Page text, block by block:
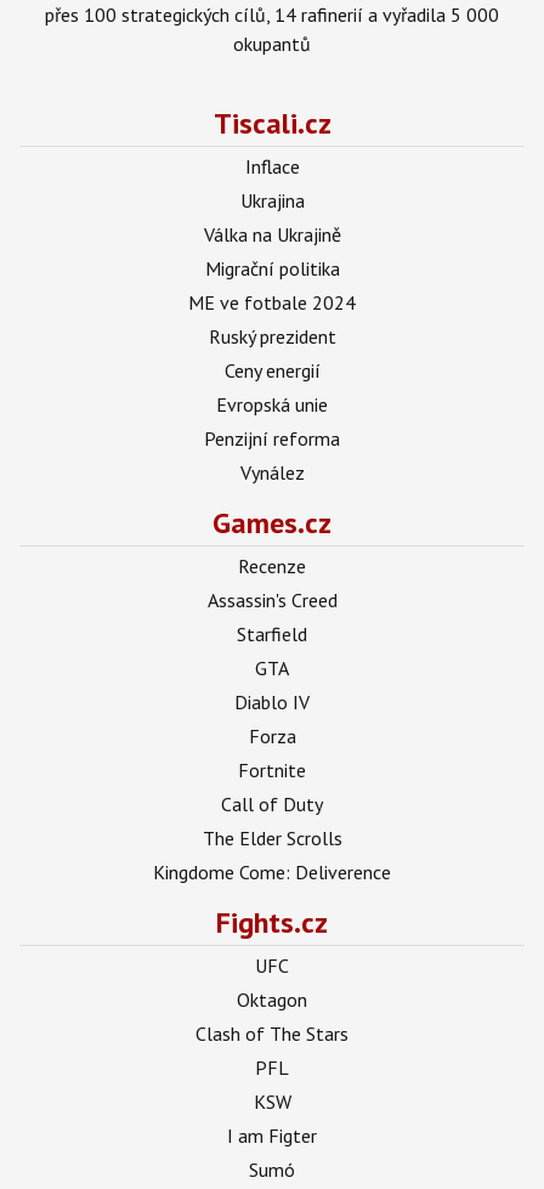
přes 100 strategických cílů, 14 rafinerií a vyřadila 5 000
okupantů
Tiscali.cz
Inflace
Ukrajina
Válka na Ukrajině
Migrační politika
ME ve fotbale 2024
Ruský prezident
Ceny energií
Evropská unie
Penzijní reforma
Vynález
Games.cz
Recenze
Assassin's Creed
Starfield
GTA
Diablo IV
Forza
Fortnite
Call of Duty
The Elder Scrolls
Kingdome Come: Deliverence
Fights.cz
UFC
Oktagon
Clash of The Stars
PFL
KSW
I am Figter
Sumó